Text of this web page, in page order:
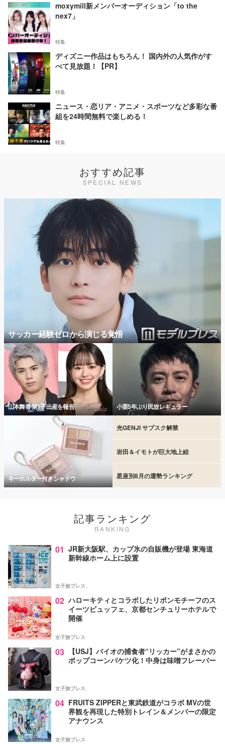
moxymill新メンバーオーディション「to the
nex7」
特集
ディズニー作品はもちろん！ 国内外の人気作がす
べて見放題！【PR】
特集
ニュース・恋リア・アニメ・スポーツなど多彩な番
組を24時間無料で楽しめる！
特集
おすすめ記事
SPECIAL NEWS
サッカー経験ゼロから演じる覚悟
山本舞香 第1子出産を報告 小栗5年ぶり民放レギュラー
キーホルダー付きシャドウ
光GENJI サブスク解禁
岩田＆イモトが巨大地上絵
星座別8月の運勢ランキング
記事ランキング
RANKING
01 JR新大阪駅、カップ氷の自販機が登場 東海道
新幹線ホーム上に設置
女子旅プレス
02 ハローキティとコラボしたリボンモチーフのス
イーツビュッフェ、京都センチュリーホテルで
開催
女子旅プレス
03
【USJ】バイオの捕食者“リッカー”がまさかの
ポップコーンバケツ化！中身は味噌フレーバー
女子旅プレス
04 FRUITS ZIPPERと東武鉄道がコラボ MVの世
界観を再現した特別トレイン＆メンバーの限定
アナウンス
女子旅プレス